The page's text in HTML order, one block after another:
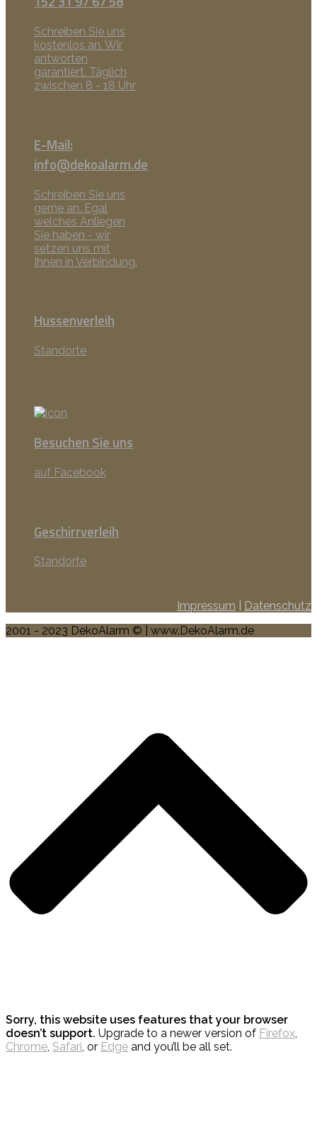
Schreiben Sie uns
kostenlos an. Wir
antworten
garantiert. Täglich
zwischen 8 - 18 Uhr
E-Mail:
info@dekoalarm.de
Schreiben Sie uns
gerne an. Egal
welches Anliegen
Sie haben - wir
setzen uns mit
Ihnen in Verbindung.
Hussenverleih
Standorte
Besuchen Sie uns
auf Facebook
Geschirrverleih
Standorte
Impressum
Datenschutz
2001 - 2023 DekoAlarm © | www.DekoAlarm.de
Sorry, this website uses features that your browser
doesn’t support. Upgrade to a newer version of Firefox
Chrome Safari , or Edge and you’ll be all set.